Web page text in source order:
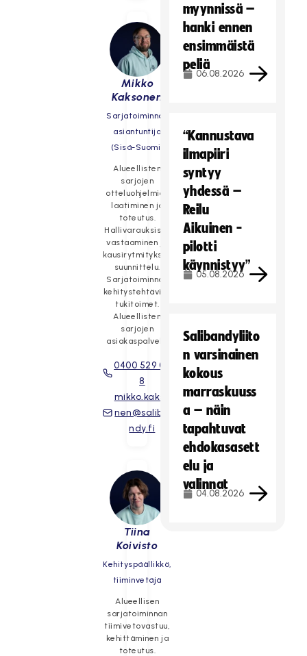
Mikko
Kaksonen
Sarjatoiminnan
asiantuntija
(Sisä-Suomi)
Alueellisten
sarjojen
otteluohjelmien
laatiminen ja
toteutus.
Hallivarauksista
vastaaminen ja
kausirytmityksen
suunnittelu.
Sarjatoiminnan
kehitystehtävien
tukitoimet.
Alueellisten
sarjojen
asiakaspalvelu.
0400 529 02
8
mikko.kakso
nen@saliba
ndy.fi
Tiina
Koivisto
Kehityspäällikkö,
tiiminvetäjä
Alueellisen
sarjatoiminnan
tiimivetovastuu,
kehittäminen ja
toteutus.
myynnissä –
hanki ennen
ensimmäistä
peliä
06.08.2026
“Kannustava
ilmapiiri
syntyy
yhdessä –
Reilu
Aikuinen -
pilotti
käynnistyy”
05.08.2026
Salibandyliito
n varsinainen
kokous
marraskuuss
a – näin
tapahtuvat
ehdokasasett
elu ja
valinnat
04.08.2026